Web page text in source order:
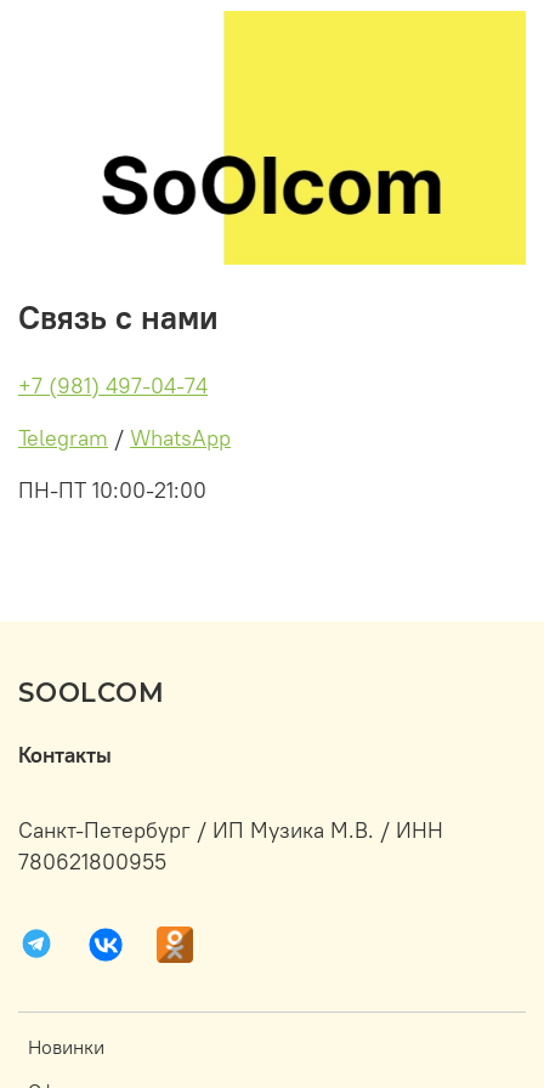
Связь с нами
+7 (981) 497-04-74
Telegram / WhatsApp
ПН-ПТ 10:00-21:00
SOOLCOM
Новинки
Контакты
Санкт-Петербург / ИП Музика М.В. / ИНН
780621800955